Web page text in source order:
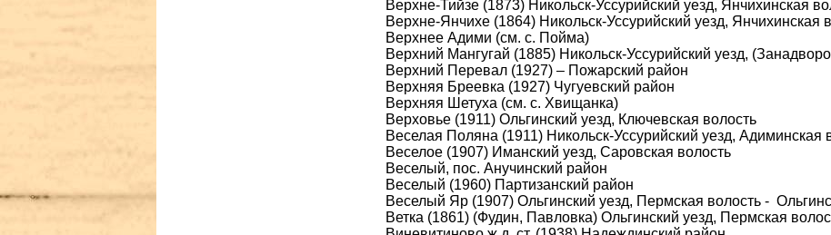
Верхне-Тийзе (1873) Никольск-Уссурийский уезд, Янчихинская
Верхне-Янчихе (1864) Никольск-Уссурийский уезд, Янчихинская
Верхнее Адими (см. с. Пойма)
Верхний Мангугай (1885) Никольск-Уссурийский уезд,
Верхний Перевал (1927) – Пожарский район
Верхняя Бреевка (1927) Чугуевский район
Верхняя Шетуха (см. с. Хвищанка)
Верховье (1911) Ольгинский уезд, Ключевская волость
Веселая Поляна (1911) Никольск-Уссурийский уезд, Адиминская
Веселое (1907) Иманский уезд, Саровская волость
Веселый, пос. Анучинский район
Веселый (1960) Партизанский район
Веселый Яр (1907) Ольгинский уезд, Пермская волость -
Ветка (1861) (Фудин, Павловка) Ольгинский уезд, Пермская